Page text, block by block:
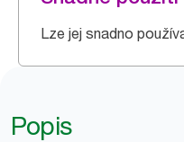
Lze jej snadno
Popis